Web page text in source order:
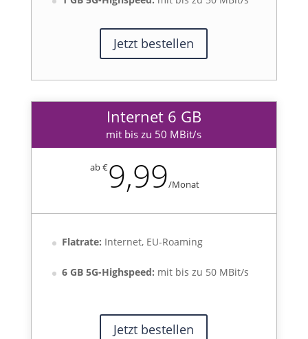
Jetzt bestellen
Internet 6 GB
mit bis zu 50 MBit/s
ab €9,99/Monat
Flatrate: Internet, EU-Roaming
6 GB 5G-Highspeed: mit bis zu 50 MBit/s
Jetzt bestellen